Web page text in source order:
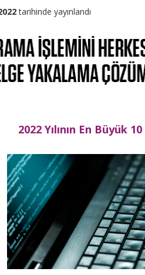
tarihinde yayınlandı
2022 Yılının En Büyük 10